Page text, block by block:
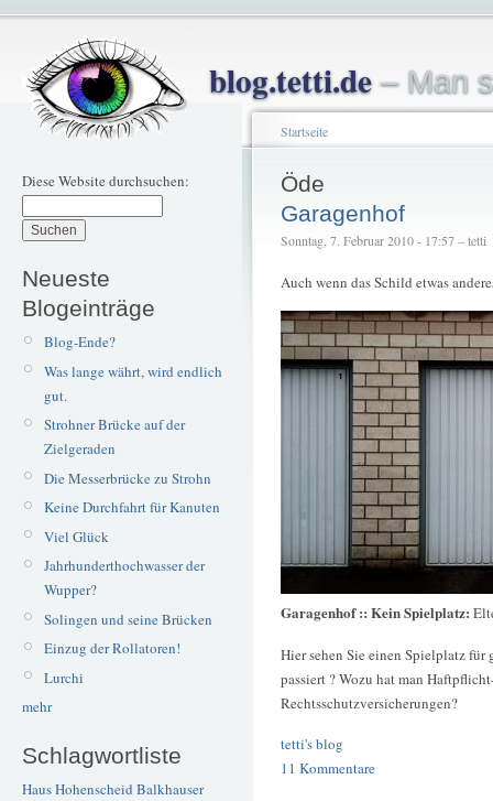
blog.tetti.de– Man
Diese Website durchsuchen:
Neueste
Blogeinträge
Blog-Ende?
Was lange währt, wird endlich
gut.
Strohner Brücke auf der
Zielgeraden
Die Messerbrücke zu Strohn
Keine Durchfahrt für Kanuten
Viel Glück
Jahrhunderthochwasser der
Wupper?
Solingen und seine Brücken
Einzug der Rollatoren!
Lurchi
mehr
Schlagwortliste
Haus Hohenscheid Balkhauser
Startseite
Öde
Garagenhof
Sonntag, 7. Februar 2010 - 17:57 – tetti
Auch wenn das Schild etwas
Garagenhof :: Kein Spielplatz:
Hier sehen Sie einen Spielplatz für
passiert ? Wozu hat man
Rechtsschutzversicherungen?
tetti's blog
11 Kommentare